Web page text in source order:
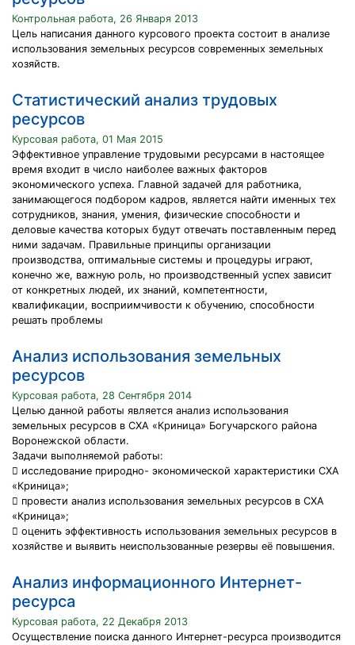
Контрольная работа, 26 Января 2013
Цель написания данного курсового проекта состоит в анализе
использования земельных ресурсов современных земельных
хозяйств.
Статистический анализ трудовых
ресурсов
Курсовая работа, 01 Мая 2015
Эффективное управление трудовыми ресурсами в настоящее
время входит в число наиболее важных факторов
экономического успеха. Главной задачей для работника,
занимающегося подбором кадров, является найти именных тех
сотрудников, знания, умения, физические способности и
деловые качества которых будут отвечать поставленным перед
ними задачам. Правильные принципы организации
производства, оптимальные системы и процедуры играют,
конечно же, важную роль, но производственный успех зависит
от конкретных людей, их знаний, компетентности,
квалификации, восприимчивости к обучению, способности
решать проблемы
Анализ использования земельных
ресурсов
Курсовая работа, 28 Сентября 2014
Целью данной работы является анализ использования
земельных ресурсов в СХА «Криница» Богучарского района
Воронежской области.
Задачи выполняемой работы:
 исследование природно- экономической характеристики СХА
«Криница»;
 провести анализ использования земельных ресурсов в СХА
«Криница»;
 оценить эффективность использования земельных ресурсов в
хозяйстве и выявить неиспользованные резервы её повышения.
Анализ информационного Интернет-
ресурса
Курсовая работа, 22 Декабря 2013
Осуществление поиска данного Интернет-ресурса производится